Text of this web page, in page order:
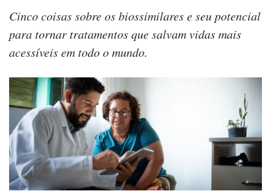
Cinco coisas sobre os biossimilares e seu potencial
para tornar tratamentos que salvam vidas mais
acessíveis em todo o mundo.